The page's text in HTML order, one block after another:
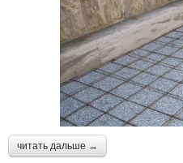
читать дальше →